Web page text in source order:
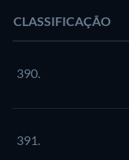
CLASSIFICAÇÃO
390.
391.